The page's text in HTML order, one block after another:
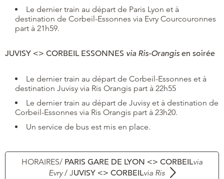
Le dernier train au départ de Paris Lyon et à
destination de Corbeil-Essonnes via Evry Courcouronnes
part à 21h59.
JUVISY <> CORBEIL ESSONNES via Ris-Orangis en soirée
Le dernier train au départ de Corbeil-Essonnes et à
destination Juvisy via Ris Orangis part à 22h55
Le dernier train au départ de Juvisy et à destination de
Corbeil-Essonnes via Ris Orangis part à 23h20.
Un service de bus est mis en place.
HORAIRES/ PARIS GARE DE LYON <> CORBEILvia
Evry/ JUVISY <> CORBEILvia Ris